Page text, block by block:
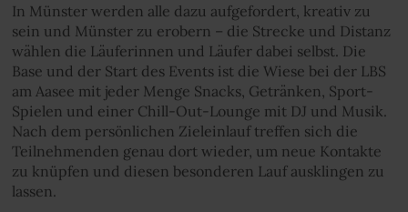
In Münster werden alle dazu aufgefordert, kreativ zu
sein und Münster zu erobern – die Strecke und Distanz
wählen die Läuferinnen und Läufer dabei selbst. Die
Base und der Start des Events ist die Wiese bei der LBS
am Aasee mit jeder Menge Snacks, Getränken, Sport-
Spielen und einer Chill-Out-Lounge mit DJ und Musik.
Nach dem persönlichen Zieleinlauf treffen sich die
Teilnehmenden genau dort wieder, um neue Kontakte
zu knüpfen und diesen besonderen Lauf ausklingen zu
lassen.